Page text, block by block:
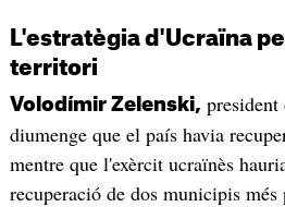
L'estratègia d'Ucraïna
territori
Volodímir Zelenski,
diumenge que el país havia
mentre que l'exèrcit ucraïnès
recuperació de dos municipis